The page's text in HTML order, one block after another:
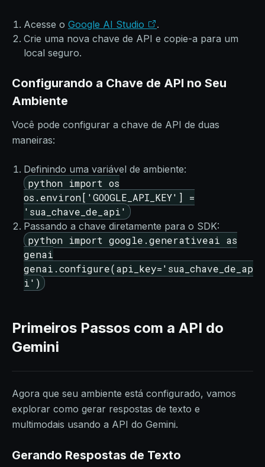
Acesse o Google AI Studio
.
Crie uma nova chave de API e copie-a para um
local seguro.
Configurando a Chave de API no Seu
Ambiente
Você pode configurar a chave de API de duas
maneiras:
Definindo uma variável de ambiente:
python import os
os.environ['GOOGLE_API_KEY'] =
'sua_chave_de_api'
Passando a chave diretamente para o SDK:
python import google.generativeai as
genai
genai.configure(api_key='sua_chave_de_ap
i')
Primeiros Passos com a API do
Gemini
Agora que seu ambiente está configurado, vamos
explorar como gerar respostas de texto e
multimodais usando a API do Gemini.
Gerando Respostas de Texto